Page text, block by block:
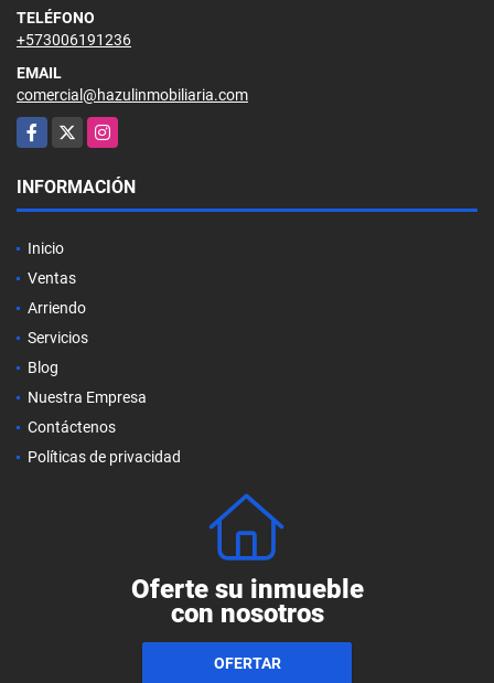
TELÉFONO
+573006191236
EMAIL
comercial@hazulinmobiliaria.com
Facebook
X Instagram
INFORMACIÓN
Inicio
Ventas
Arriendo
Servicios
Blog
Nuestra Empresa
Contáctenos
Políticas de privacidad
Oferte su inmueble
con nosotros
OFERTAR